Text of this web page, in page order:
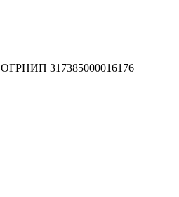
ОГРНИП 317385000016176